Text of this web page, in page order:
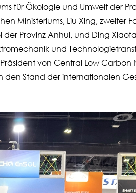
für Ökologie und Umwelt der
Ministeriums, Liu Xing, zweiter
der Provinz Anhui, und Ding
und
von Central Low Carbon
den Stand der internationalen